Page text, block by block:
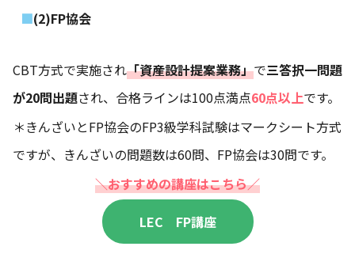
(2)FP協会
CBT方式で実施され「資産設計提案業務」で三答択一問題
が20問出題され、合格ラインは100点満点60点以上です。
＊きんざいとFP協会のFP3級学科試験はマークシート方式
ですが、きんざいの問題数は60問、FP協会は30問です。
＼おすすめの講座はこちら／
LEC FP講座